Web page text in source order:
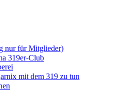
nur für Mitglieder)
319er-Club
mit dem 319 zu tun